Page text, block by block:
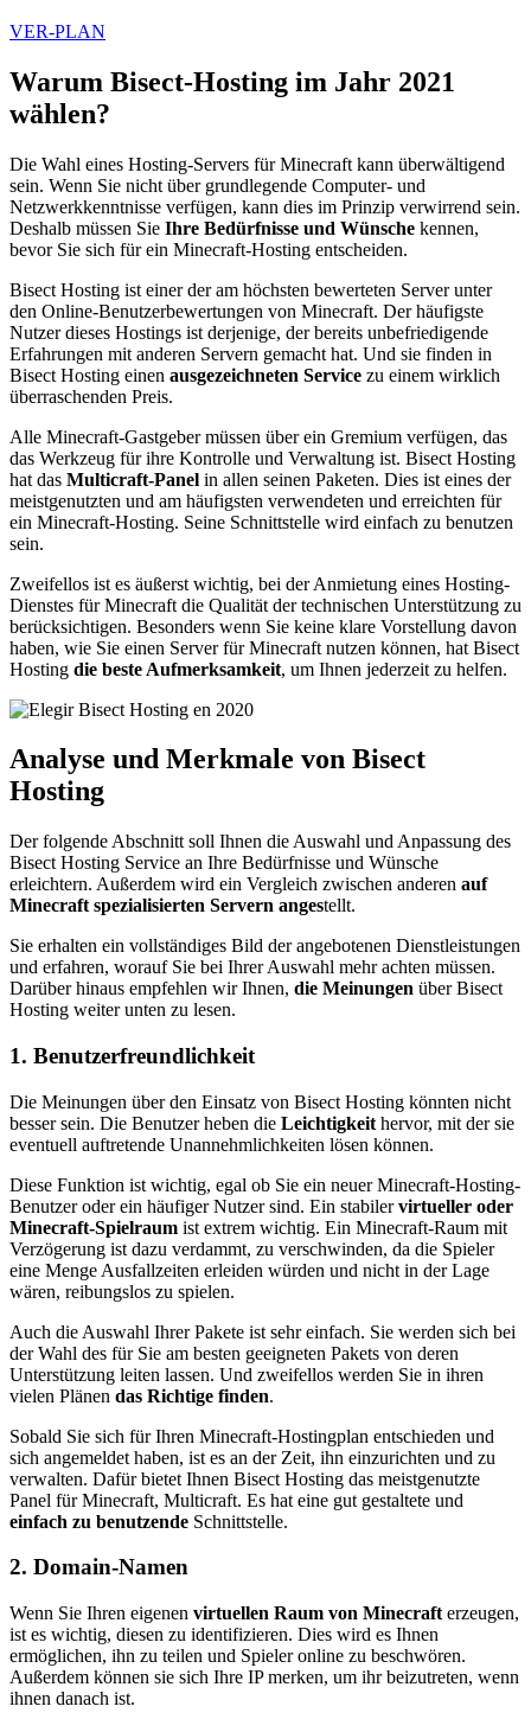
VER-PLAN
Warum Bisect-Hosting im Jahr 2021
wählen?
Die Wahl eines Hosting-Servers für Minecraft kann überwältigend
sein. Wenn Sie nicht über grundlegende Computer- und
Netzwerkkenntnisse verfügen, kann dies im Prinzip verwirrend sein.
Deshalb müssen Sie Ihre Bedürfnisse und Wünsche kennen,
bevor Sie sich für ein Minecraft-Hosting entscheiden.
Bisect Hosting ist einer der am höchsten bewerteten Server unter
den Online-Benutzerbewertungen von Minecraft. Der häufigste
Nutzer dieses Hostings ist derjenige, der bereits unbefriedigende
Erfahrungen mit anderen Servern gemacht hat. Und sie finden in
Bisect Hosting einen ausgezeichneten Service zu einem wirklich
überraschenden Preis.
Alle Minecraft-Gastgeber müssen über ein Gremium verfügen, das
das Werkzeug für ihre Kontrolle und Verwaltung ist. Bisect Hosting
hat das Multicraft-Panel in allen seinen Paketen. Dies ist eines der
meistgenutzten und am häufigsten verwendeten und erreichten für
ein Minecraft-Hosting. Seine Schnittstelle wird einfach zu benutzen
sein.
Zweifellos ist es äußerst wichtig, bei der Anmietung eines Hosting-
Dienstes für Minecraft die Qualität der technischen Unterstützung zu
berücksichtigen. Besonders wenn Sie keine klare Vorstellung davon
haben, wie Sie einen Server für Minecraft nutzen können, hat Bisect
Hosting die beste Aufmerksamkeit, um Ihnen jederzeit zu helfen.
Analyse und Merkmale von Bisect
Hosting
Der folgende Abschnitt soll Ihnen die Auswahl und Anpassung des
Bisect Hosting Service an Ihre Bedürfnisse und Wünsche
erleichtern. Außerdem wird ein Vergleich zwischen anderen auf
Minecraft spezialisierten Servern angestellt.
Sie erhalten ein vollständiges Bild der angebotenen Dienstleistungen
und erfahren, worauf Sie bei Ihrer Auswahl mehr achten müssen.
Darüber hinaus empfehlen wir Ihnen, die Meinungen über Bisect
Hosting weiter unten zu lesen.
1. Benutzerfreundlichkeit
Die Meinungen über den Einsatz von Bisect Hosting könnten nicht
besser sein. Die Benutzer heben die Leichtigkeit hervor, mit der sie
eventuell auftretende Unannehmlichkeiten lösen können.
Diese Funktion ist wichtig, egal ob Sie ein neuer Minecraft-Hosting-
Benutzer oder ein häufiger Nutzer sind. Ein stabilervirtueller oder
Minecraft-Spielraum ist extrem wichtig. Ein Minecraft-Raum mit
Verzögerung ist dazu verdammt, zu verschwinden, da die Spieler
eine Menge Ausfallzeiten erleiden würden und nicht in der Lage
wären, reibungslos zu spielen.
Auch die Auswahl Ihrer Pakete ist sehr einfach. Sie werden sich bei
der Wahl des für Sie am besten geeigneten Pakets von deren
Unterstützung leiten lassen. Und zweifellos werden Sie in ihren
vielen Plänen das Richtige finden.
Sobald Sie sich für Ihren Minecraft-Hostingplan entschieden und
sich angemeldet haben, ist es an der Zeit, ihn einzurichten und zu
verwalten. Dafür bietet Ihnen Bisect Hosting das meistgenutzte
Panel für Minecraft, Multicraft. Es hat eine gut gestaltete und
einfach zu benutzende Schnittstelle.
2. Domain-Namen
Wenn Sie Ihren eigenen virtuellen Raum von Minecraft erzeugen,
ist es wichtig, diesen zu identifizieren. Dies wird es Ihnen
ermöglichen, ihn zu teilen und Spieler online zu beschwören.
Außerdem können sie sich Ihre IP merken, um ihr beizutreten, wenn
ihnen danach ist.